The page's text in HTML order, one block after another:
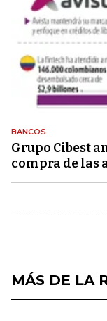
BANCOS
Grupo Cibest
compra de las
MÁS DE LA